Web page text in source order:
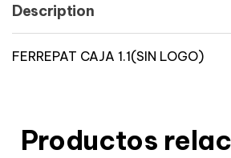
Description
FERREPAT CAJA 1.1(SIN LOGO)
Productos